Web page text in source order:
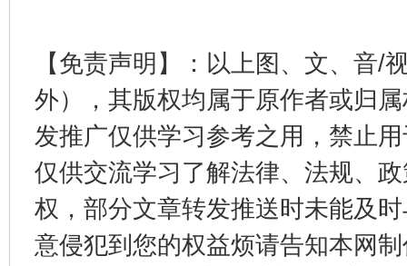
【免责声明】：以上图、文、音/
外），其版权均属于原作者或归
发推广仅供学习参考之用，禁止
仅供交流学习了解法律、法规、
权，部分文章转发推送时未能及
意侵犯到您的权益烦请告知本网